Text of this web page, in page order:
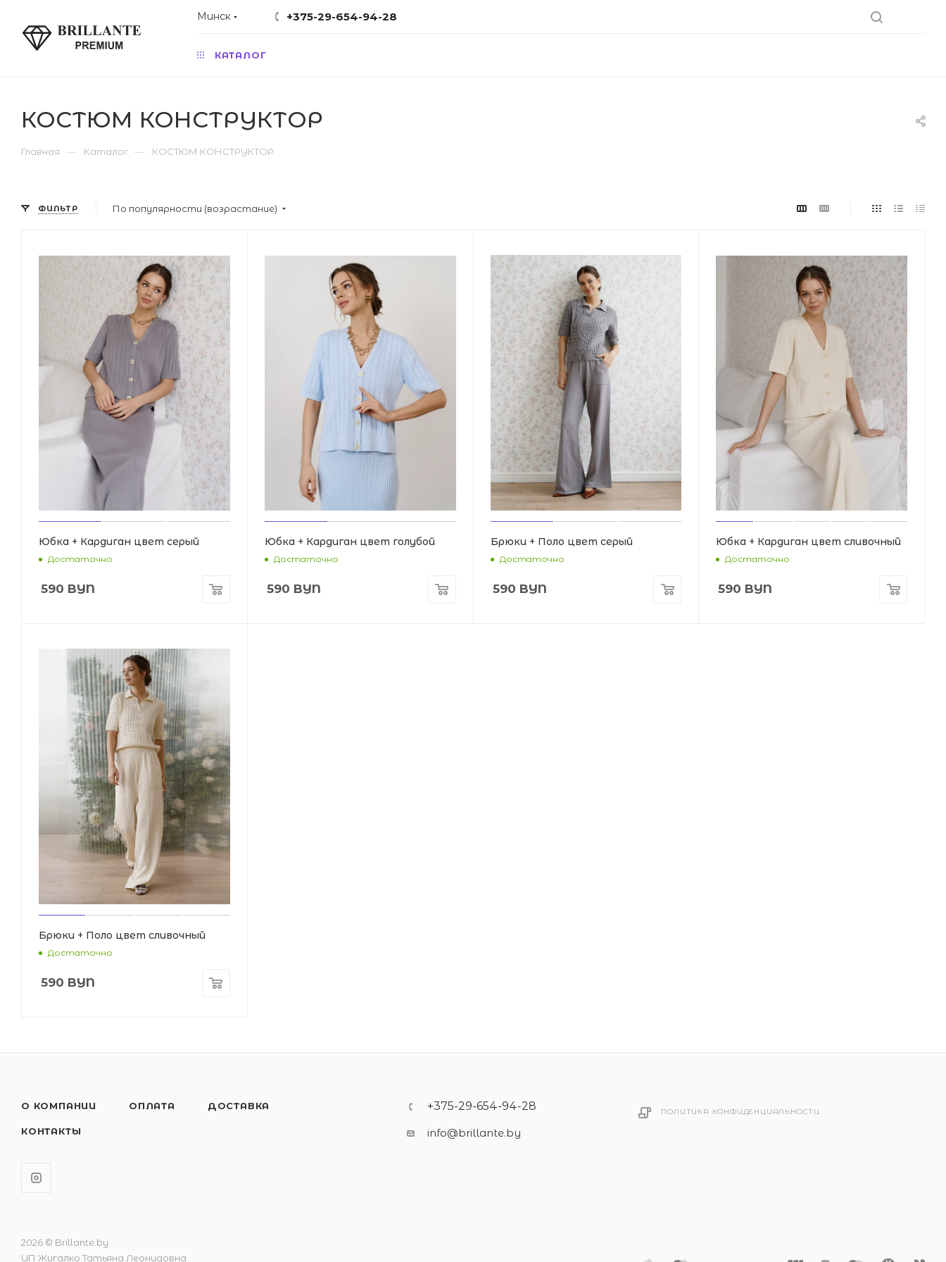
Минск +375-29-654-94-28
КАТАЛОГ
КОСТЮМ КОНСТРУКТОР
Главная — Каталог — КОСТЮМ КОНСТРУКТОР
ФИЛЬТР По популярности (возрастание)
Юбка + Кардиган цвет серый
Достаточно
590 BYN
Юбка + Кардиган цвет голубой
Достаточно
590 BYN
Брюки + Поло цвет серый
Достаточно
590 BYN
Юбка + Кардиган цвет сливочный
Достаточно
590 BYN
Брюки + Поло цвет сливочный
Достаточно
590 BYN
О КОМПАНИИ ОПЛАТА ДОСТАВКА
КОНТАКТЫ
+375-29-654-94-28
info@brillante.by
ПОЛИТИКА КОНФИДЕНЦИАЛЬНОСТИ
2026 © Brillante.by
ИП Жигалко Татьяна Леонидовна